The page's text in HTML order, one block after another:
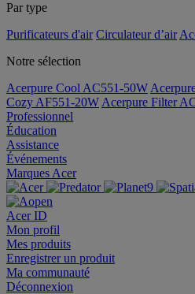
Par type
Purificateurs d'air Circulateur d’air
Notre sélection
Acerpure Cool AC551-50W
Cozy AF551-20W Acerpure Filter
Professionnel
Éducation
Assistance
Événements
Marques Acer
Acer ID
Mon profil
Mes produits
Enregistrer un produit
Ma communauté
Déconnexion